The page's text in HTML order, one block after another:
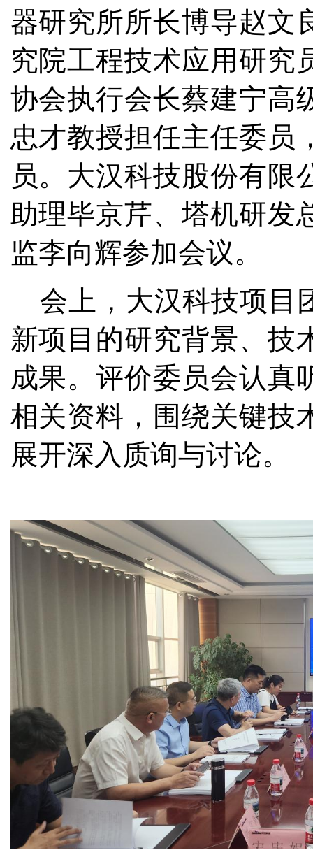
器研究所所长博导赵文
究院工程技术应用研究
协会执行会长蔡建宁高
忠才教授担任主任委员
员。大汉科技股份有限
助理毕京芹、塔机研发
监李向辉参加会议。
会上，大汉科技项目
新项目的研究背景、技
成果。评价委员会认真
相关资料，围绕关键技
展开深入质询与讨论。